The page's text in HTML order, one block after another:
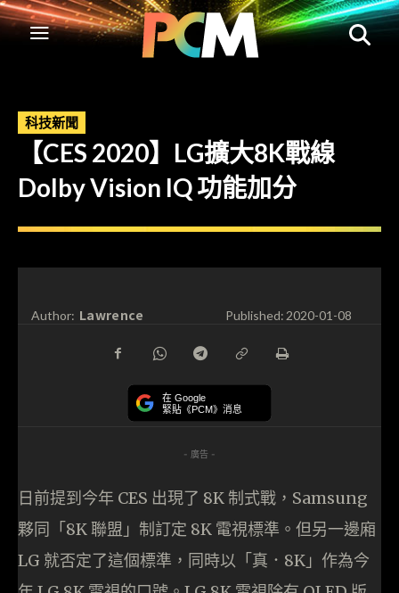
科技新聞
【CES 2020】LG擴大8K戰線
Dolby Vision IQ 功能加分
Author: Lawrence Published:2020-01-08
在 Google
緊貼《PCM》消息
- 廣告 -
日前提到今年 CES 出現了 8K 制式戰，Samsung
夥同「8K 聯盟」制訂定 8K 電視標準。但另一邊廂
LG 就否定了這個標準，同時以「真．8K」作為今